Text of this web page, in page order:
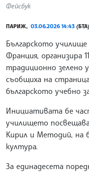
Фейсбук
ПАРИЖ, 03.06.2026 14:43 (БТА)
Българското училище
Франция, организира
традиционно зелено
съобщиха на
българското учебно
Инициативата бе
училището
Кирил и Методий, на
култура.
За единадесета